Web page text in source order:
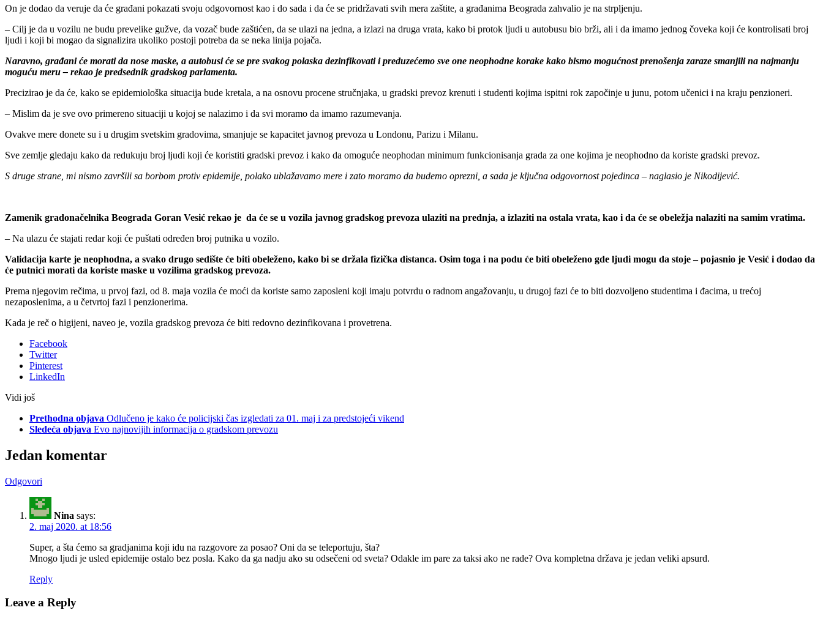
On je dodao da veruje da će građani pokazati svoju odgovornost kao i do sada i da će se pridržavati svih mera zaštite, a građanima Beograda zahvalio je na strpljenju.
– Cilj je da u vozilu ne budu prevelike gužve, da vozač bude zaštićen, da se ulazi na jedna, a izlazi na druga vrata, kako bi protok ljudi u autobusu bio brži, ali i da imamo jednog čoveka koji će kontrolisati broj
ljudi i koji bi mogao da signalizira ukoliko postoji potreba da se neka linija pojača.
Naravno, građani će morati da nose maske, a autobusi će se pre svakog polaska dezinfikovati i preduzećemo sve one neophodne korake kako bismo mogućnost prenošenja zaraze smanjili na najmanju
moguću meru – rekao je predsednik gradskog parlamenta.
Precizirao je da će, kako se epidemiološka situacija bude kretala, a na osnovu procene stručnjaka, u gradski prevoz krenuti i studenti kojima ispitni rok započinje u junu, potom učenici i na kraju penzioneri.
– Mislim da je sve ovo primereno situaciji u kojoj se nalazimo i da svi moramo da imamo razumevanja.
Ovakve mere donete su i u drugim svetskim gradovima, smanjuje se kapacitet javnog prevoza u Londonu, Parizu i Milanu.
Sve zemlje gledaju kako da redukuju broj ljudi koji će koristiti gradski prevoz i kako da omoguće neophodan minimum funkcionisanja grada za one kojima je neophodno da koriste gradski prevoz.
S druge strane, mi nismo završili sa borbom protiv epidemije, polako ublažavamo mere i zato moramo da budemo oprezni, a sada je ključna odgovornost pojedinca – naglasio je Nikodijević.
Zamenik gradonačelnika Beograda Goran Vesić rekao je da će se u vozila javnog gradskog prevoza ulaziti na prednja, a izlaziti na ostala vrata, kao i da će se obeležja nalaziti na samim vratima.
– Na ulazu će stajati redar koji će puštati određen broj putnika u vozilo.
Validacija karte je neophodna, a svako drugo sedište će biti obeleženo, kako bi se držala fizička distanca. Osim toga i na podu će biti obeleženo gde ljudi mogu da stoje – pojasnio je Vesić i dodao da
će putnici morati da koriste maske u vozilima gradskog prevoza.
Prema njegovim rečima, u prvoj fazi, od 8. maja vozila će moći da koriste samo zaposleni koji imaju potvrdu o radnom angažovanju, u drugoj fazi će to biti dozvoljeno studentima i đacima, u trećoj
nezaposlenima, a u četvrtoj fazi i penzionerima.
Kada je reč o higijeni, naveo je, vozila gradskog prevoza će biti redovno dezinfikovana i provetrena.
Facebook
Twitter
Pinterest
LinkedIn
Vidi još
Prethodna objava Odlučeno je kako će policijski čas izgledati za 01. maj i za predstojeći vikend
Sledeća objava Evo najnovijih informacija o gradskom prevozu
Jedan komentar
Odgovori
Nina says:
2. maj 2020. at 18:56
Super, a šta ćemo sa gradjanima koji idu na razgovore za posao? Oni da se teleportuju, šta?
Mnogo ljudi je usled epidemije ostalo bez posla. Kako da ga nadju ako su odsečeni od sveta? Odakle im pare za taksi ako ne rade? Ova kompletna država je jedan veliki apsurd.
Reply
Leave a Reply